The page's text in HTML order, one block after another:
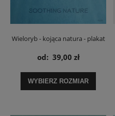
Wieloryb - kojąca natura - plakat
od: 39,00 zł
WYBIERZ ROZMIAR